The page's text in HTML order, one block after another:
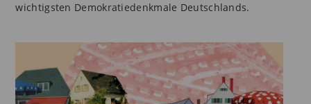
wichtigsten Demokratiedenkmale Deutschlands.